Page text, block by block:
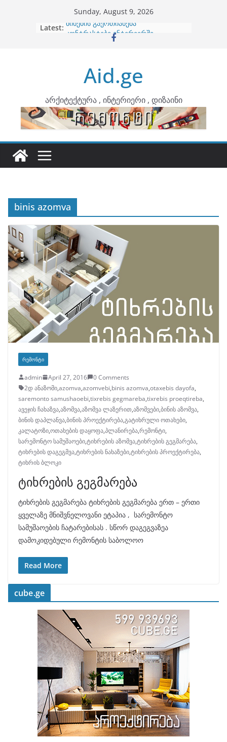
Sunday, August 9, 2026
Latest: ბინების გაერთიანება
კონტრასტები ინტერიერში
ინტერიერის დიზიანი
არტემიდი წარმოგიდგენთ
Aid.ge
არქიტექტურა , ინტერიერი , დიზაინი
binis azomva
ᲠᲔᲛᲝᲜᲢᲘ
admin April 27, 2016
0 Comments
2დ ანაზომი,azomva,azomvebi,binis azomva,otaxebis dayofa,
saremonto samushaoebi,tixrebis gegmareba,tixrebis proeqtireba,
ავეჯის ჩახაზვა,აზომვა,აზომვა ლაზერით,აზომვები,ბინის აზომვა,
ბინის დაპლანვა,ბინის პროექტირება,გატიხრული ოთახები,
კალატოზი,ოთახების დაყოფა,პლანირება,რემონტი,
სარემონტო სამუშაოები,ტიხრების აზომვა,ტიხრების გეგმარება,
ტიხრების დაგეგმვა,ტიხრების ნახაზები,ტიხრების პროექტირება,
ტიხრის ბლოკი
ტიხრების გეგმარება
ტიხრების გეგმარება ტიხრების გეგმარება ერთ – ერთი
ყველაზე მნიშვნელოვანი ეტაპია , სარემონტო
სამუშაოების ჩატარებისას . სწორ დაგეგვაზეა
დამოკიდებული რემონტის საბოლოო
Read More
cube.ge